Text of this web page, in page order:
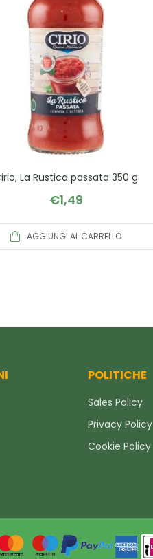
La Rustica passata 350 g
€1,49
AGGIUNGI AL CARRELLO
POLITICHE
Sales Policy
Privacy Policy
Cookie Policy